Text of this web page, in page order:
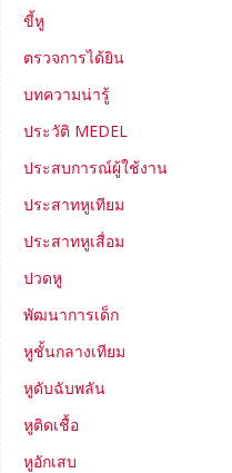
ขี้หู
ตรวจการได้ยิน
บทความน่ารู้
ประวัติ MEDEL
ประสบการณ์ผู้ใช้งาน
ประสาทหูเทียม
ประสาทหูเสื่อม
ปวดหู
พัฒนาการเด็ก
หูชั้นกลางเทียม
หูดับฉับพลัน
หูติดเชื้อ
หูอักเสบ